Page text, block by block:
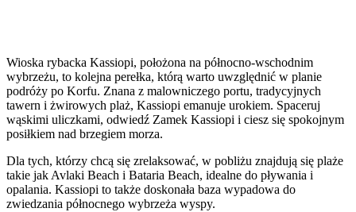
Wioska rybacka Kassiopi, położona na północno-wschodnim
wybrzeżu, to kolejna perełka, którą warto uwzględnić w planie
podróży po Korfu. Znana z malowniczego portu, tradycyjnych
tawern i żwirowych plaż, Kassiopi emanuje urokiem. Spaceruj
wąskimi uliczkami, odwiedź Zamek Kassiopi i ciesz się spokojnym
posiłkiem nad brzegiem morza.
Dla tych, którzy chcą się zrelaksować, w pobliżu znajdują się plaże
takie jak Avlaki Beach i Bataria Beach, idealne do pływania i
opalania. Kassiopi to także doskonała baza wypadowa do
zwiedzania północnego wybrzeża wyspy.